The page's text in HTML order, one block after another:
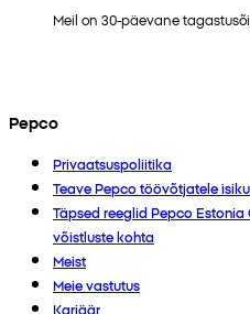
Meil on 30-päevane
Pepco
Privaatsuspoliitika
Teave Pepco töövõtjatele
Täpsed reeglid Pepco
võistluste kohta
Meist
Meie vastutus
Karjäär